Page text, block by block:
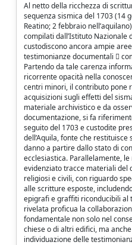
Al netto della ricchezza di
sequenza sismica del 1703 (14
Reatino; 2 febbraio
compilati dall’Istituto Nazionale
custodiscono ancora ampie
testimonianze documentali 
Partendo da tale carenza
ricorrente opacità nella
centri minori, il contributo pone
acquisizioni sugli effetti del
materiale archivistico e da
documentazione, si fa
seguito del 1703 e custodite
dell’Aquila, fonte che
danno a partire dallo stato di
ecclesiastica. Parallelamente,
evidenziato tracce materiali del
religiosi e civili, con riguardo
alle scritture esposte,
epigrafi e graffiti riconducibili al
rivelata proficua la
fondamentale non solo nel
chiese o di altri edifici, ma
individuazione delle